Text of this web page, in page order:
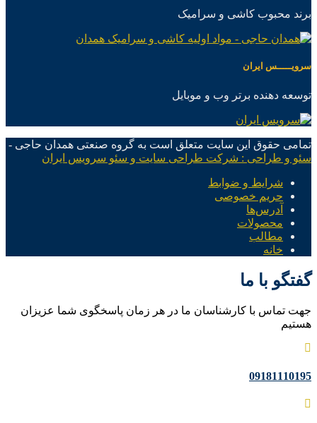
برند محبوب کاشی و سرامیک
سرویـــــس ایران
توسعه دهنده برتر وب و موبایل
تمامی حقوق این سایت متعلق است به گروه صنعتی همدان حاجی -
سئو و طراحی : شرکت طراحی سایت و سئو سرویس ایران
شرایط و ضوابط
حریم خصوصی
آدرس‌ها
محصولات
مطالب
خانه
گفتگو با ما
جهت تماس با کارشناسان ما در هر زمان پاسخگوی شما عزیزان
هستیم
09181110195